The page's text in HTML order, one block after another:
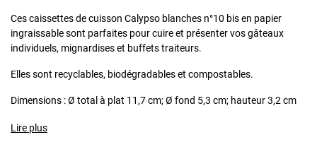
Ces caissettes de cuisson Calypso blanches n°10 bis en papier
ingraissable sont parfaites pour cuire et présenter vos gâteaux
individuels, mignardises et buffets traiteurs.
Elles sont recyclables, biodégradables et compostables.
Dimensions : Ø total à plat 11,7 cm; Ø fond 5,3 cm; hauteur 3,2 cm
Lire plus